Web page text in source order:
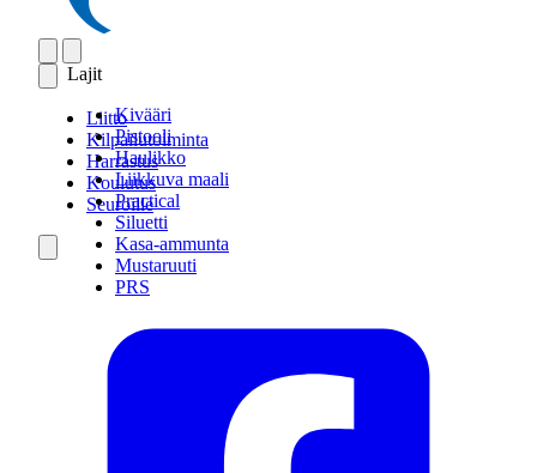
Lajit
Kivääri
Pistooli
Haulikko
Liikkuva maali
Practical
Siluetti
Kasa-ammunta
Mustaruuti
PRS
Liitto
Kilpailutoiminta
Harrastus
Koulutus
Seuroille